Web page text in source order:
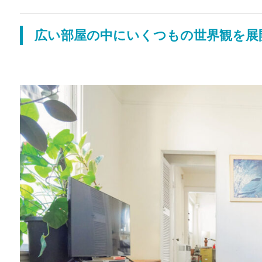
広い部屋の中にいくつもの世界観を展